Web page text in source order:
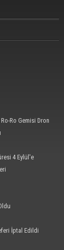
Ro Gemisi Dron
4 Eylül'e
İptal Edildi